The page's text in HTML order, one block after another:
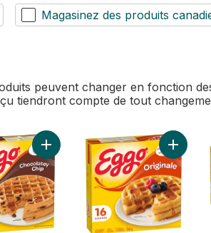
Magasinez des produits
peuvent changer en fonction
tiendront compte de tout
au panier
Ajouter Gaufres, Brisures Ajouter